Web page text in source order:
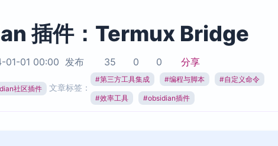
协作者
热门链接Top5
加速访问 Obsidian 官方
市场
Zotero 插件
插件：Termux Bridge
01-01 00:00 发布 35 0 0 分享
社区插件 文章标签：
#第三方工具集成 #编程与脚本 #自定义命令
#效率工具 #obsidian插件